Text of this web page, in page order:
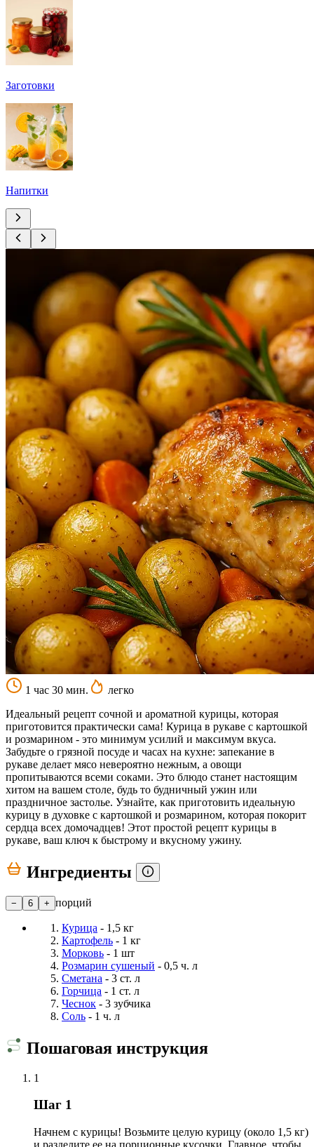
Заготовки
Напитки
1 час 30 мин.
легко
Идеальный рецепт сочной и ароматной курицы, которая
приготовится практически сама! Курица в рукаве с картошкой
и розмарином - это минимум усилий и максимум вкуса.
Забудьте о грязной посуде и часах на кухне: запекание в
рукаве делает мясо невероятно нежным, а овощи
пропитываются всеми соками. Это блюдо станет настоящим
хитом на вашем столе, будь то будничный ужин или
праздничное застолье. Узнайте, как приготовить идеальную
курицу в духовке с картошкой и розмарином, которая покорит
сердца всех домочадцев! Этот простой рецепт курицы в
рукаве, ваш ключ к быстрому и вкусному ужину.
Ингредиенты
− 6 + порций
Курица - 1,5 кг
Картофель - 1 кг
Морковь - 1 шт
Розмарин сушеный - 0,5 ч. л
Сметана - 3 ст. л
Горчица - 1 ст. л
Чеснок - 3 зубчика
Соль - 1 ч. л
Пошаговая инструкция
1
Шаг 1
Начнем с курицы! Возьмите целую курицу (около 1,5 кг)
и разделите ее на порционные кусочки. Главное, чтобы